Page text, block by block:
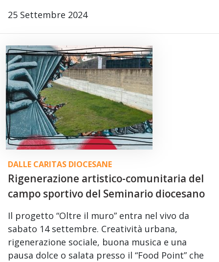
25 Settembre 2024
DALLE CARITAS DIOCESANE
Rigenerazione artistico-comunitaria del
campo sportivo del Seminario diocesano
Il progetto “Oltre il muro” entra nel vivo da
sabato 14 settembre. Creatività urbana,
rigenerazione sociale, buona musica e una
pausa dolce o salata presso il “Food Point” che